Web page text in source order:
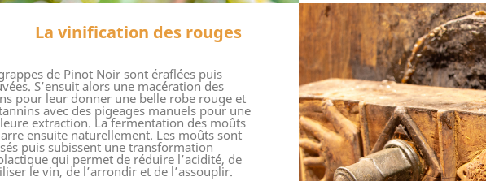
La vinification des rouges
de Pinot Noir sont éraflées puis
S’ensuit alors une macération des
pour leur donner une belle robe rouge et
avec des pigeages manuels pour une
extraction. La fermentation des moûts
ensuite naturellement. Les moûts sont
puis subissent une transformation
qui permet de réduire l’acidité, de
le vin, de l’arrondir et de l’assouplir.